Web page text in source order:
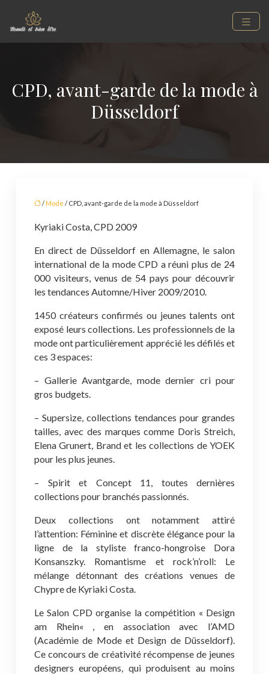
CPD, avant-garde de la mode à
Düsseldorf
/ Mode / CPD, avant-garde de la mode à Düsseldorf
Kyriaki Costa, CPD 2009
En direct de Düsseldorf en Allemagne, le salon
international de la mode CPD a réuni plus de 24
000 visiteurs, venus de 54 pays pour découvrir
les tendances Automne/Hiver 2009/2010.
1450 créateurs confirmés ou jeunes talents ont
exposé leurs collections. Les professionnels de la
mode ont particulièrement apprécié les défilés et
ces 3 espaces:
– Gallerie Avantgarde, mode dernier cri pour
gros budgets.
– Supersize, collections tendances pour grandes
tailles, avec des marques comme Doris Streich,
Elena Grunert, Brand et les collections de YOEK
pour les plus jeunes.
– Spirit et Concept 11, toutes dernières
collections pour branchés passionnés.
Deux collections ont notamment attiré
l’attention: Féminine et discrète élégance pour la
ligne de la styliste franco-hongroise Dora
Konsanszky. Romantisme et rock’n’roll: Le
mélange détonnant des créations venues de
Chypre de Kyriaki Costa.
Le Salon CPD organise la compétition « Design
am Rhein« , en association avec l’AMD
(Académie de Mode et Design de Düsseldorf).
Ce concours de créativité récompense de jeunes
designers européens, qui produisent au moins